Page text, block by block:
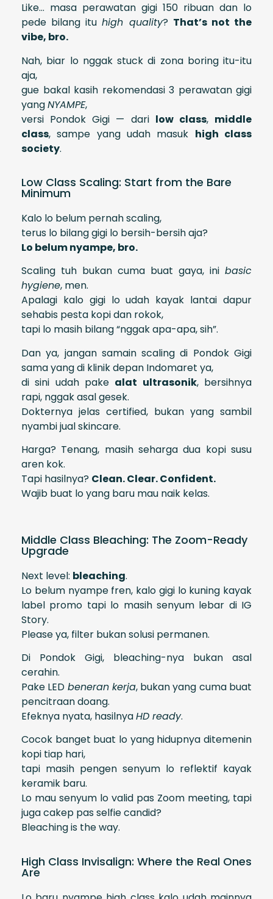
Like… masa perawatan gigi 150 ribuan dan lo
pede bilang ituhigh quality? That’s not the
vibe, bro.
Nah, biar lo nggak stuck di zona boring itu-itu
aja,
gue bakal kasih rekomendasi 3 perawatan gigi
yangNYAMPE,
versi Pondok Gigi — dari low class, middle
class, sampe yang udah masuk high class
society.
Low Class Scaling: Start from the Bare
Minimum
Kalo lo belum pernah scaling,
terus lo bilang gigi lo bersih-bersih aja?
Lo belum nyampe, bro.
Scaling tuh bukan cuma buat gaya, ini basic
hygiene, men.
Apalagi kalo gigi lo udah kayak lantai dapur
sehabis pesta kopi dan rokok,
tapi lo masih bilang “nggak apa-apa, sih”.
Dan ya, jangan samain scaling di Pondok Gigi
sama yang di klinik depan Indomaret ya,
di sini udah pake alat ultrasonik, bersihnya
rapi, nggak asal gesek.
Dokternya jelas certified, bukan yang sambil
nyambi jual skincare.
Harga? Tenang, masih seharga dua kopi susu
aren kok.
Tapi hasilnya? Clean. Clear. Confident.
Wajib buat lo yang baru mau naik kelas.
Middle Class Bleaching: The Zoom-Ready
Upgrade
Next level: bleaching.
Lo belum nyampe fren, kalo gigi lo kuning kayak
label promo tapi lo masih senyum lebar di IG
Story.
Please ya, filter bukan solusi permanen.
Di Pondok Gigi, bleaching-nya bukan asal
cerahin.
Pake LED beneran kerja, bukan yang cuma buat
pencitraan doang.
Efeknya nyata, hasilnyaHD ready.
Cocok banget buat lo yang hidupnya ditemenin
kopi tiap hari,
tapi masih pengen senyum lo reflektif kayak
keramik baru.
Lo mau senyum lo valid pas Zoom meeting, tapi
juga cakep pas selfie candid?
Bleaching is the way.
High Class Invisalign: Where the Real Ones
Are